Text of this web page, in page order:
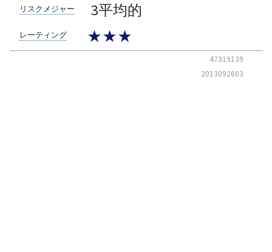
リスクメジャー 3平均的
レーティング ★★★
47319139
2013092603